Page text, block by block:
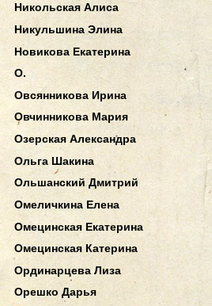
Никольская Алиса
Никульшина Элина
Новикова Екатерина
О.
Овсянникова Ирина
Овчинникова Мария
Озерская Александра
Ольга Шакина
Ольшанский Дмитрий
Омеличкина Елена
Омецинская Екатерина
Омецинская Катерина
Ординарцева Лиза
Орешко Дарья